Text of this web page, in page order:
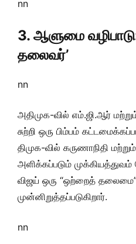
nn
3. ஆளுமை வழிபாடு:
தலைவர்’
nn
அதிமுக-வில் எம்.ஜி.ஆர்
சுற்றி ஒரு பிம்பம்
திமுக-வில் கருணாநிதி
அளிக்கப்படும்
விஜய் ஒரு “ஒற்றைத் தலைமை”
முன்னிறுத்தப்படுகிறார்.
nn